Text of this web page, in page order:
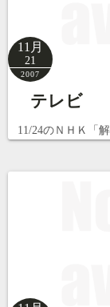
11月
21
2007
テレビ
11/24のＮＨＫ「